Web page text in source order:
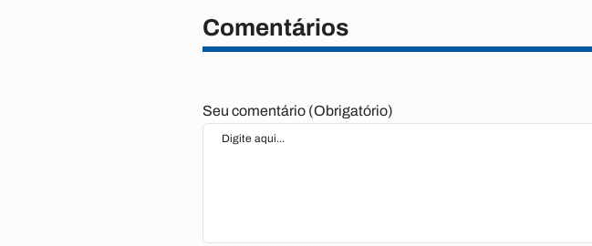
Comentários
Seu comentário (Obrigatório)